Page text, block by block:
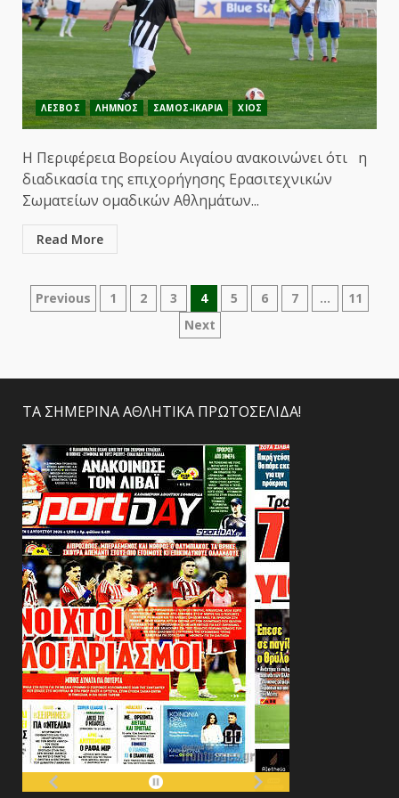
ΛΕΣΒΟΣ ΛΗΜΝΟΣ ΣΑΜΟΣ-ΙΚΑΡΙΑ ΧΙΟΣ
Η Περιφέρεια Βορείου Αιγαίου ανακοινώνει ότι η
διαδικασία της επιχορήγησης Ερασιτεχνικών
Σωματείων ομαδικών Αθλημάτων...
Read More
Σελιδοποίηση
Previous 1 2 3 4 5 6 7 …
11
Next
ΤΑ ΣΗΜΕΡΙΝΑ ΑΘΛΗΤΙΚΑ ΠΡΩΤΟΣΕΛΙΔΑ!